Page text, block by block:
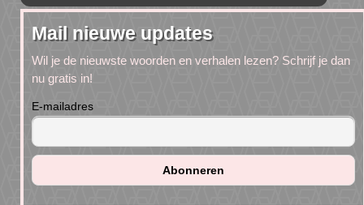
Mail nieuwe updates
Wil je de nieuwste woorden en verhalen lezen? Schrijf je dan
nu gratis in!
E-mailadres